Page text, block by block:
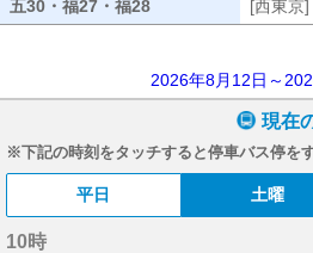
五30・福27・福28 五30・福27・福28
[西東京
2026年8月12日～
現在
※下記の時刻をタッチすると停車バス停を
平日 土曜
10時